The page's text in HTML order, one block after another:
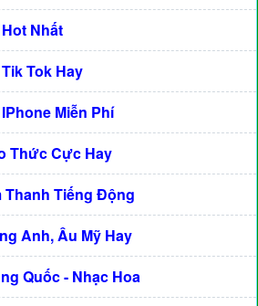
Nhất
Tok Hay
Miễn Phí
Thức Cực Hay
Thanh Tiếng Động
Anh, Âu Mỹ Hay
Quốc - Nhạc Hoa